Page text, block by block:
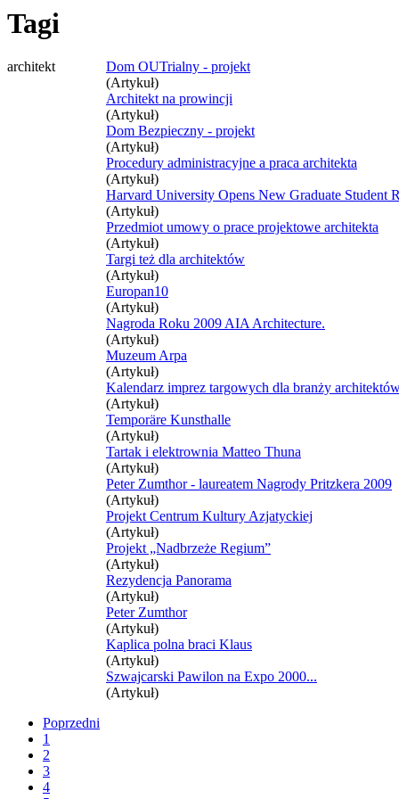
Tagi
architekt
Dom OUTrialny - projekt
(Artykuł)
Architekt na prowincji
(Artykuł)
Dom Bezpieczny - projekt
(Artykuł)
Procedury administracyjne a praca architekta
(Artykuł)
Harvard University Opens New Graduate Student
(Artykuł)
Przedmiot umowy o prace projektowe architekta
(Artykuł)
Targi też dla architektów
(Artykuł)
Europan10
(Artykuł)
Nagroda Roku 2009 AIA Architecture.
(Artykuł)
Muzeum Arpa
(Artykuł)
Kalendarz imprez targowych dla branży
(Artykuł)
Temporäre Kunsthalle
(Artykuł)
Tartak i elektrownia Matteo Thuna
(Artykuł)
Peter Zumthor - laureatem Nagrody Pritzkera 2009
(Artykuł)
Projekt Centrum Kultury Azjatyckiej
(Artykuł)
Projekt „Nadbrzeże Regium”
(Artykuł)
Rezydencja Panorama
(Artykuł)
Peter Zumthor
(Artykuł)
Kaplica polna braci Klaus
(Artykuł)
Szwajcarski Pawilon na Expo 2000...
(Artykuł)
Poprzedni
1
2
3
4